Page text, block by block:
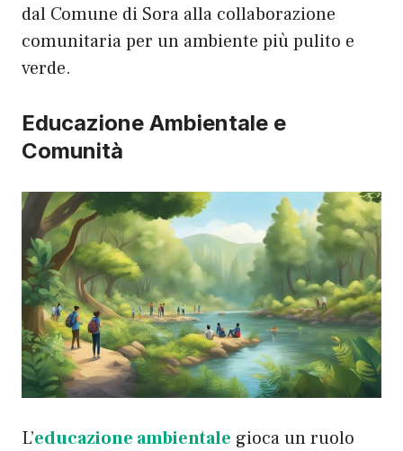
dal Comune di Sora alla collaborazione
comunitaria per un ambiente più pulito e
verde.
Educazione Ambientale e
Comunità
L’educazione ambientale gioca un ruolo